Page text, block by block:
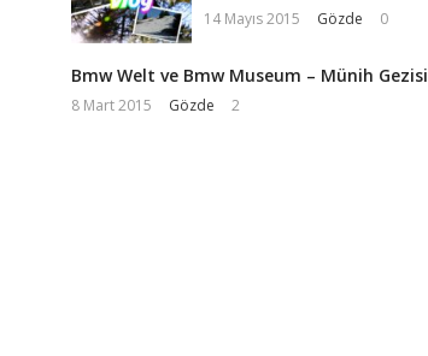
14 Mayıs 2015 Gözde 0
Bmw Welt ve Bmw Museum – Münih Gezisi
8 Mart 2015 Gözde 2